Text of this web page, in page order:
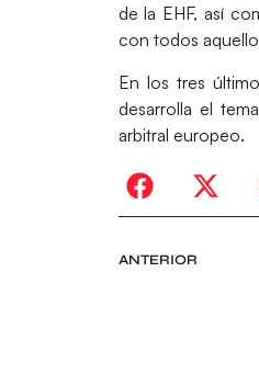
de la EHF, así
con todos
En los tres
desarrolla el tema
arbitral europeo.
ANTERIOR